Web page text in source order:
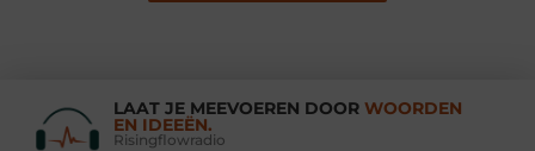
LAAT JE MEEVOEREN DOOR WOORDEN
EN IDEEËN.
Risingflowradio